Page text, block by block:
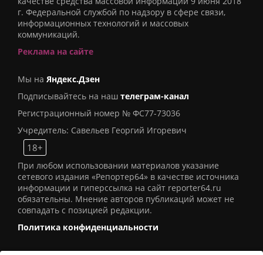
г. Федеральной службой по надзору в сфере связи,
информационных технологий и массовых
коммуникаций.
Реклама на сайте
Мы на Яндекс.Дзен
Подписывайтесь на наш телеграм-канал
Регистрационный номер № ФС77-73036
Учредитель: Савельев Георгий Игоревич
18+
При любом использовании материалов указание
сетевого издания «Репортер64» в качестве источника
информации и гиперссылка на сайт reporter64.ru
обязательны. Мнение авторов публикаций может не
совпадать с позицией редакции.
Политика конфиденциальности